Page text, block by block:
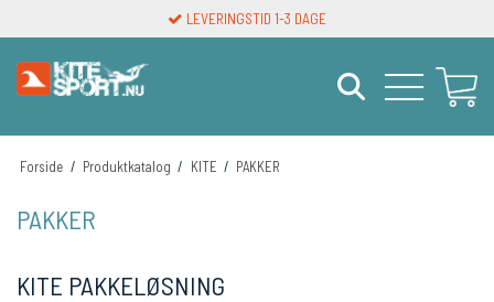
LEVERINGSTID 1-3 DAGE
Forside / Produktkatalog / KITE / PAKKER
PAKKER
KITE PAKKELØSNING